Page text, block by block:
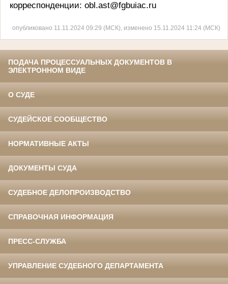
корреспонденции: obl.ast@fgbuiac.ru
опубликовано 11.11.2024 09:29 (МСК), изменено 15.11.2024 11:24 (МСК)
ПОДАЧА ПРОЦЕССУАЛЬНЫХ ДОКУМЕНТОВ В
ЭЛЕКТРОННОМ ВИДЕ
О СУДЕ
СУДЕЙСКОЕ СООБЩЕСТВО
НОРМАТИВНЫЕ АКТЫ
ДОКУМЕНТЫ СУДА
СУДЕБНОЕ ДЕЛОПРОИЗВОДСТВО
СПРАВОЧНАЯ ИНФОРМАЦИЯ
ПРЕСС-СЛУЖБА
УПРАВЛЕНИЕ СУДЕБНОГО ДЕПАРТАМЕНТА